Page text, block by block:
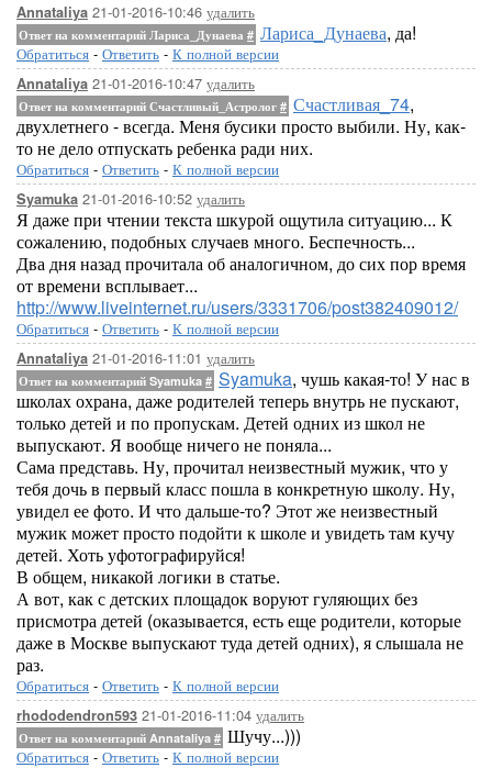
Annataliya 21-01-2016-10:46 удалить
Ответ на комментарий Лариса_Дунаева # Лариса_Дунаева, да!
Обратиться - Ответить - К полной версии
Annataliya 21-01-2016-10:47 удалить
Ответ на комментарий Счастливый_Астролог # Счастливая_74,
двухлетнего - всегда. Меня бусики просто выбили. Ну, как-
то не дело отпускать ребенка ради них.
Обратиться - Ответить - К полной версии
Syamuka 21-01-2016-10:52 удалить
Я даже при чтении текста шкурой ощутила ситуацию... К
сожалению, подобных случаев много. Беспечность...
Два дня назад прочитала об аналогичном, до сих пор время
от времени всплывает...
http://www.liveinternet.ru/users/3331706/post382409012/
Обратиться - Ответить - К полной версии
Annataliya 21-01-2016-11:01 удалить
Ответ на комментарий Syamuka # Syamuka, чушь какая-то! У нас в
школах охрана, даже родителей теперь внутрь не пускают,
только детей и по пропускам. Детей одних из школ не
выпускают. Я вообще ничего не поняла...
Сама представь. Ну, прочитал неизвестный мужик, что у
тебя дочь в первый класс пошла в конкретную школу. Ну,
увидел ее фото. И что дальше-то? Этот же неизвестный
мужик может просто подойти к школе и увидеть там кучу
детей. Хоть уфотографируйся!
В общем, никакой логики в статье.
А вот, как с детских площадок воруют гуляющих без
присмотра детей (оказывается, есть еще родители, которые
даже в Москве выпускают туда детей одних), я слышала не
раз.
Обратиться - Ответить - К полной версии
rhododendron593 21-01-2016-11:04 удалить
Ответ на комментарий Annataliya # Шучу...)))
Обратиться - Ответить - К полной версии